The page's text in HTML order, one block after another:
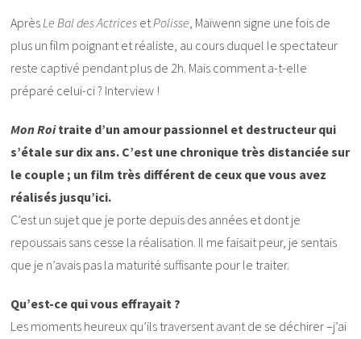
Après Le Bal des Actrices et Polisse , Maïwenn signe une fois de
plus un film poignant et réaliste, au cours duquel le spectateur
reste captivé pendant plus de 2h. Mais comment a-t-elle
préparé celui-ci ? Interview !
Mon Roitraite d’un amour passionnel et destructeur qui
s’étale sur dix ans. C’est une chronique très distanciée sur
le couple ; un film très différent de ceux que vous avez
réalisés jusqu’ici.
C’est un sujet que je porte depuis des années et dont je
repoussais sans cesse la réalisation. Il me faisait peur, je sentais
que je n’avais pas la maturité suffisante pour le traiter.
Qu’est-ce qui vous effrayait ?
Les moments heureux qu’ils traversent avant de se déchirer –j’ai